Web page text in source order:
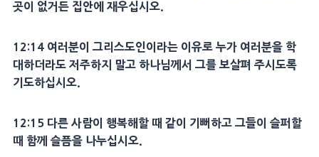
곳이 없거든 집안에 재우십시오.
12:14 여러분이 그리스도인이라는 이유로 누가 여러분을 학
대하더라도 저주하지 말고 하나님께서 그를 보살펴 주시도록
기도하십시오.
12:15 다른 사람이 행복해할 때 같이 기뻐하고 그들이 슬퍼할
때 함께 슬픔을 나누십시오.